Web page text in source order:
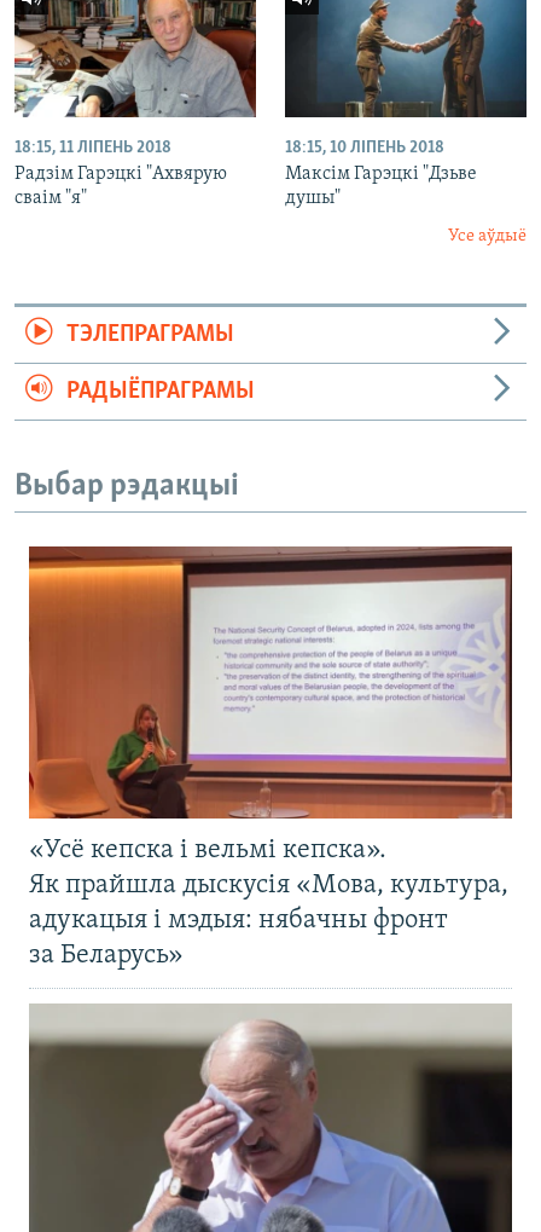
18:15, 11 ЛІПЕНЬ 2018
Радзім Гарэцкі "Ахвярую
сваім "я"
18:15, 10 ЛІПЕНЬ 2018
Максім Гарэцкі "Дзьве
душы"
Усе аўдыё
ТЭЛЕПРАГРАМЫ
РАДЫЁПРАГРАМЫ
Выбар рэдакцыі
«Усё кепска і вельмі кепска».
Як прайшла дыскусія «Мова, культура,
адукацыя і мэдыя: нябачны фронт
за Беларусь»